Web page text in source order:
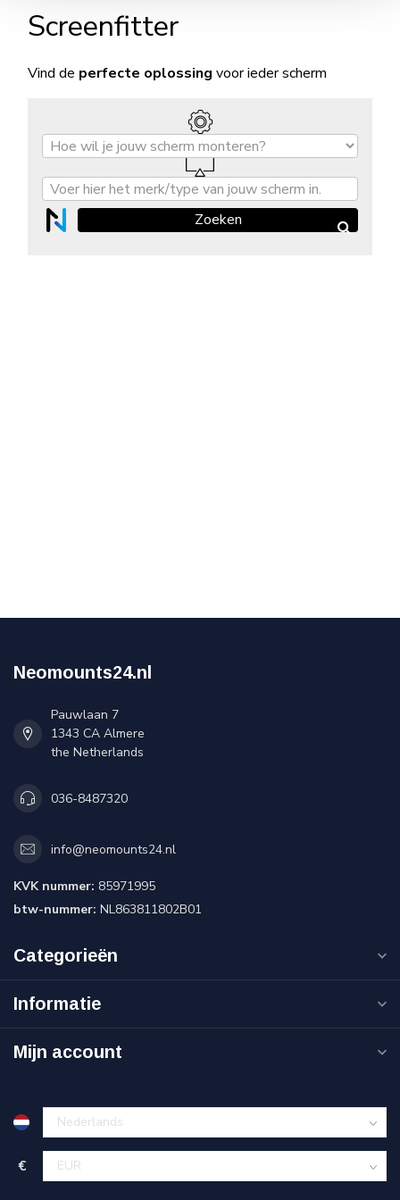
Neomounts24.nl
Pauwlaan 7
1343 CA Almere
the Netherlands
036-8487320
info@neomounts24.nl
KVK nummer: 85971995
btw-nummer: NL863811802B01
Categorieën
Informatie
Mijn account
€